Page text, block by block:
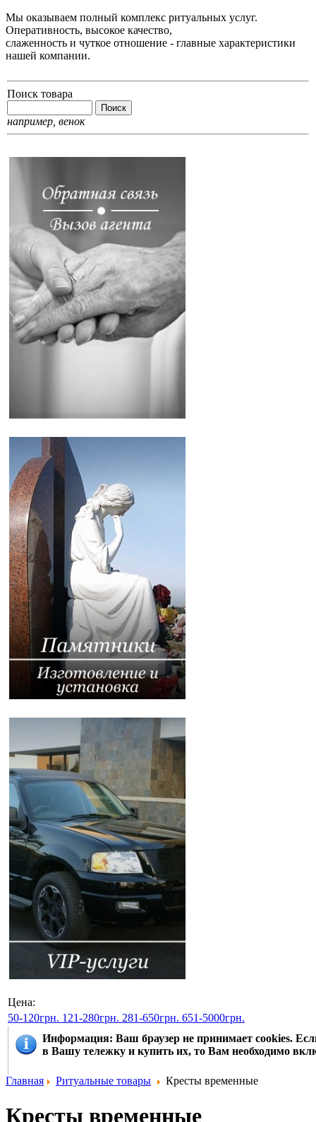
Мы оказываем полный комплекс ритуальных услуг.
Оперативность, высокое качество,
слаженность и чуткое отношение - главные характеристики
нашей компании.
Поиск товара
например, венок
Цена:
50-120грн. 121-280грн. 281-650грн. 651-5000грн.
Информация: Ваш браузер не принимает cookies.
в Вашу тележку и купить их, то Вам необходимо
Главная Ритуальные товары Кресты временные
Кресты временные